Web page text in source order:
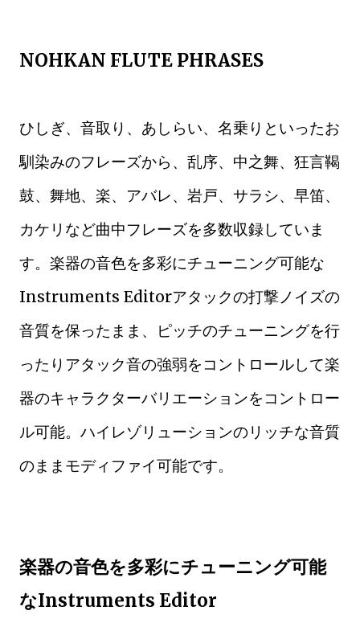
NOHKAN FLUTE PHRASES
ひしぎ、音取り、あしらい、名乗りといったお
馴染みのフレーズから、乱序、中之舞、狂言鞨
鼓、舞地、楽、アバレ、岩戸、サラシ、早笛、
カケリなど曲中フレーズを多数収録していま
す。楽器の音色を多彩にチューニング可能な
Instruments Editorアタックの打撃ノイズの
音質を保ったまま、ピッチのチューニングを行
ったりアタック音の強弱をコントロールして楽
器のキャラクターバリエーションをコントロー
ル可能。ハイレゾリューションのリッチな音質
のままモディファイ可能です。
楽器の音色を多彩にチューニング可能
なInstruments Editor